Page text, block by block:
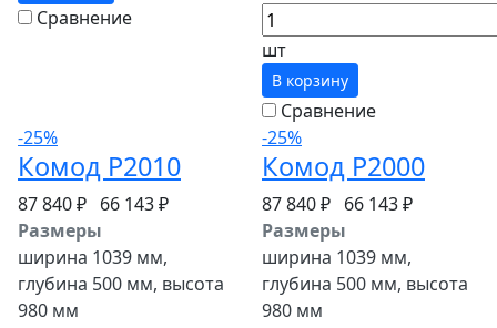
Сравнение
шт
В корзину
Сравнение
-25%
Комод P2010
87 840 ₽ 66 143 ₽
Размеры
ширина 1039 мм,
глубина 500 мм, высота
980 мм
-25%
Комод P2000
87 840 ₽ 66 143 ₽
Размеры
ширина 1039 мм,
глубина 500 мм, высота
980 мм